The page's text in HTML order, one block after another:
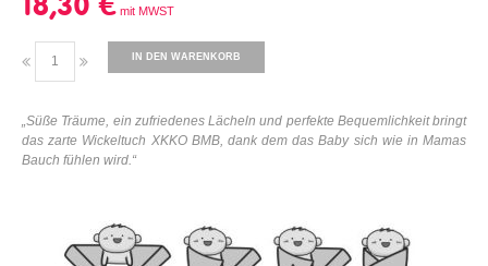
18,30 €
IN DEN WARENKORB
„Süße Träume, ein zufriedenes Lächeln und perfekte Bequemlichkeit bringt
das zarte Wickeltuch XKKO BMB, dank dem das Baby sich wie in Mamas
Bauch fühlen wird.“